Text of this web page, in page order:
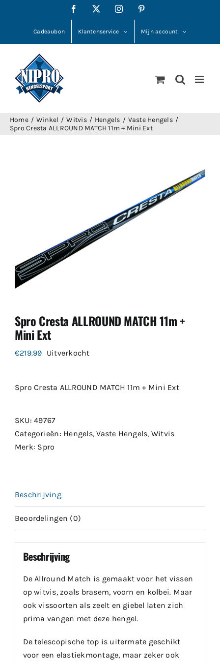
Facebook Instagram
Cadeaubon Klantenservice Mijn account
Home Winkel Witvis Hengels
Vaste Hengels
Spro Cresta ALLROUND MATCH 11m + Mini Ext
Spro Cresta ALLROUND MATCH 11m +
Mini Ext
€219.99 Uitverkocht
Spro Cresta ALLROUND MATCH 11m + Mini Ext
SKU:49767
Categorieën: Hengels,Vaste Hengels, Witvis
Merk: Spro
Beschrijving
Beoordelingen (0)
Beschrijving
De Allround Match is gemaakt voor het vissen
op witvis, zoals brasem, voorn en kolbei. Maar
ook vissoorten als zeelt en giebel laten zich
prima vangen met deze hengel.
De telescopische top is uitermate geschikt
voor een elastiekmontage, maar zeker ook